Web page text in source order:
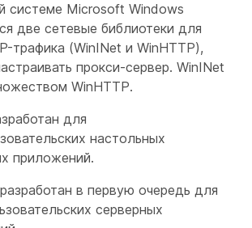
системе Microsoft Windows
две сетевые библиотеки для
трафика (WinINet и WinHTTP),
прокси-сервер. WinINet
WinHTTP.
для
настольных
приложений.
в первую очередь для
серверных